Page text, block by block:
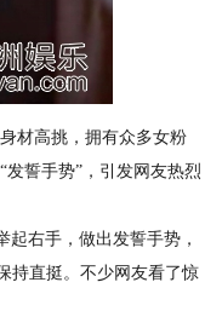
材高挑，拥有众多女粉
誓手势”，引发网友热烈
右手，做出发誓手势，
持直挺。不少网友看了惊